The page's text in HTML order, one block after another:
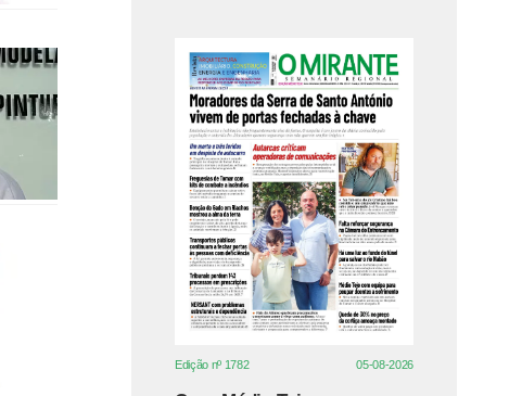
Edição nº 1782 05-08-2026